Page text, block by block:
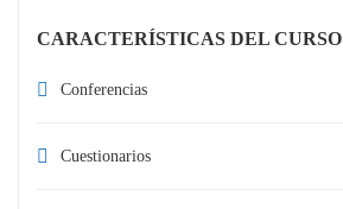
CARACTERÍSTICAS DEL CURSO
Conferencias
Cuestionarios